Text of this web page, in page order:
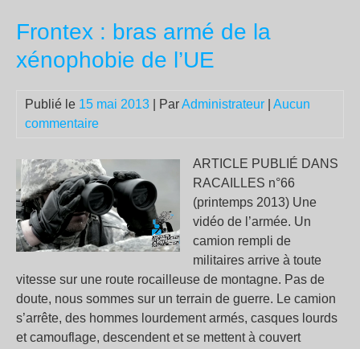
Frontex : bras armé de la
xénophobie de l’UE
Publié le 15 mai 2013 | ParAdministrateur
Aucun
commentaire
ARTICLE PUBLIÉ DANS
RACAILLES n°66
(printemps 2013) Une
vidéo de l’armée. Un
camion rempli de
militaires arrive à toute
vitesse sur une route rocailleuse de montagne. Pas de
doute, nous sommes sur un terrain de guerre. Le camion
s’arrête, des hommes lourdement armés, casques lourds
et camouflage, descendent et se mettent à couvert